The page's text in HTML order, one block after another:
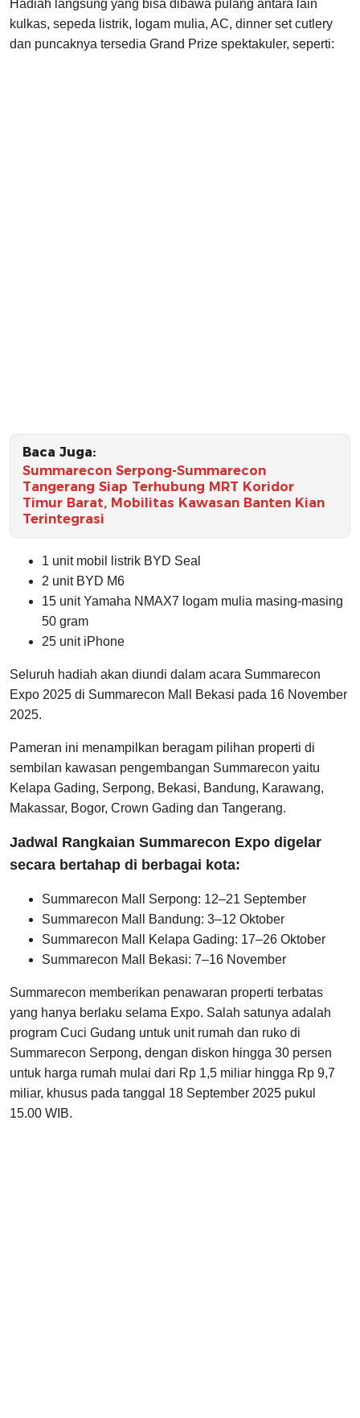
Hadiah langsung yang bisa dibawa pulang antara lain
kulkas, sepeda listrik, logam mulia, AC, dinner set cutlery
dan puncaknya tersedia Grand Prize spektakuler, seperti:
Baca Juga:
Summarecon Serpong-Summarecon
Tangerang Siap Terhubung MRT Koridor
Timur Barat, Mobilitas Kawasan Banten Kian
Terintegrasi
1 unit mobil listrik BYD Seal
2 unit BYD M6
15 unit Yamaha NMAX7 logam mulia masing-masing
50 gram
25 unit iPhone
Seluruh hadiah akan diundi dalam acara Summarecon
Expo 2025 di Summarecon Mall Bekasi pada 16 November
2025.
Pameran ini menampilkan beragam pilihan properti di
sembilan kawasan pengembangan Summarecon yaitu
Kelapa Gading, Serpong, Bekasi, Bandung, Karawang,
Makassar, Bogor, Crown Gading dan Tangerang.
Jadwal Rangkaian Summarecon Expo digelar
secara bertahap di berbagai kota:
Summarecon Mall Serpong: 12–21 September
Summarecon Mall Bandung: 3–12 Oktober
Summarecon Mall Kelapa Gading: 17–26 Oktober
Summarecon Mall Bekasi: 7–16 November
Summarecon memberikan penawaran properti terbatas
yang hanya berlaku selama Expo. Salah satunya adalah
program Cuci Gudang untuk unit rumah dan ruko di
Summarecon Serpong, dengan diskon hingga 30 persen
untuk harga rumah mulai dari Rp 1,5 miliar hingga Rp 9,7
miliar, khusus pada tanggal 18 September 2025 pukul
15.00 WIB.